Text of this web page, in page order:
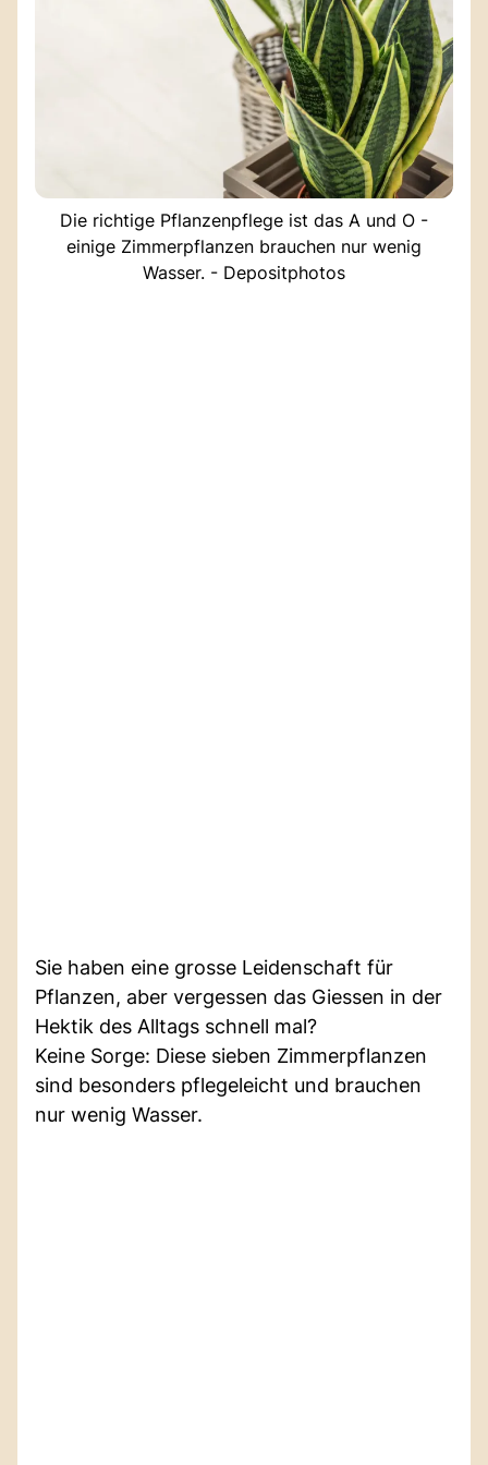
Die richtige Pflanzenpflege ist das A und O -
einige Zimmerpflanzen brauchen nur wenig
Wasser. - Depositphotos
Sie haben eine grosse Leidenschaft für
Pflanzen, aber vergessen das Giessen in der
Hektik des Alltags schnell mal?
Keine Sorge: Diese sieben Zimmerpflanzen
sind besonders pflegeleicht und brauchen
nur wenig Wasser.